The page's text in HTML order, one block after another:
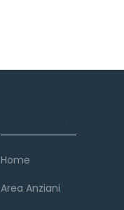
Home
Area Anziani